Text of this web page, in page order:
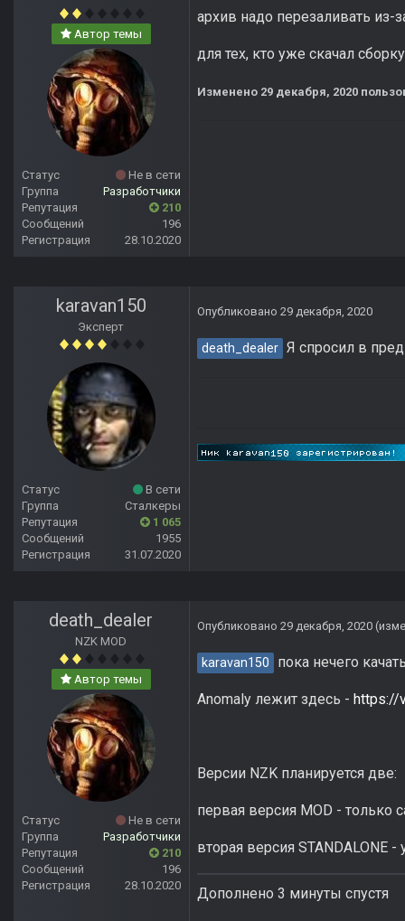
Автор темы
Статус
Не в сети
Группа
Разработчики
Репутация
210
Сообщений
196
Регистрация
28.10.2020
архив надо перезаливать из-
для тех, кто уже скачал
Изменено 29 декабря, 2020
karavan150
Эксперт
Статус
В сети
Группа
Сталкеры
Репутация
1 065
Сообщений
1955
Регистрация
31.07.2020
Опубликовано 29 декабря, 2020
death_dealer Я спросил в
death_dealer
NZK MOD
Автор темы
Статус
Не в сети
Группа
Разработчики
Репутация
210
Сообщений
196
Регистрация
28.10.2020
Опубликовано 29 декабря, 2020
karavan150 пока нечего
Anomaly лежит здесь - https://
Версии NZK планируется две:
первая версия MOD - только
вторая версия STANDALONE
Дополнено 3 минуты спустя